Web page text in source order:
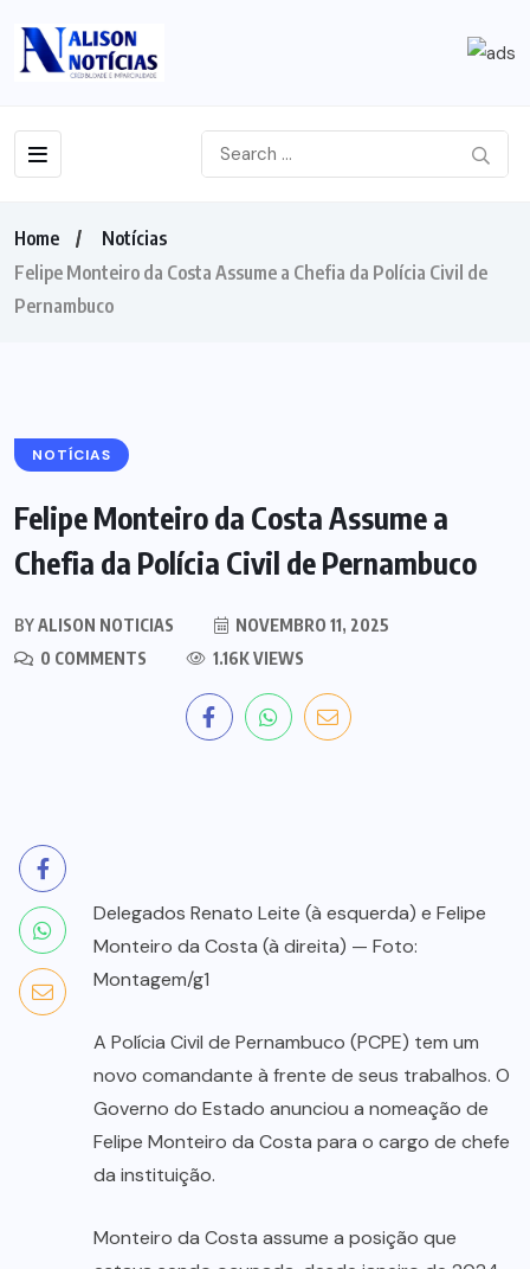
Home
Notícias
Felipe Monteiro da Costa Assume a Chefia da Polícia Civil de
Pernambuco
NOTÍCIAS
Felipe Monteiro da Costa Assume a
Chefia da Polícia Civil de Pernambuco
BYALISON NOTICIAS
NOVEMBRO 11, 2025
0 COMMENTS
1.16K VIEWS
Delegados Renato Leite (à esquerda) e Felipe
Monteiro da Costa (à direita) — Foto:
Montagem/g1
A Polícia Civil de Pernambuco (PCPE) tem um
novo comandante à frente de seus trabalhos. O
Governo do Estado anunciou a nomeação de
Felipe Monteiro da Costa para o cargo de chefe
da instituição.
Monteiro da Costa assume a posição que